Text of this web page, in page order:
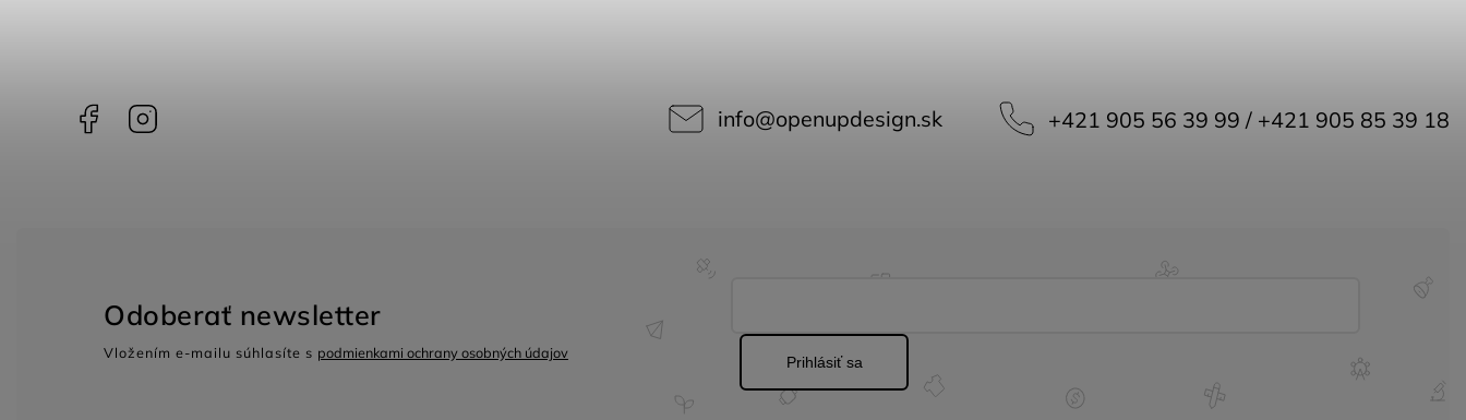
Facebook info@openupdesign.sk +421 905 56 39 99 / +421 905 85 39 18
Odoberať newsletter
Vložením e-mailu súhlasíte s podmienkami ochrany osobných údajov
Prihlásiť sa